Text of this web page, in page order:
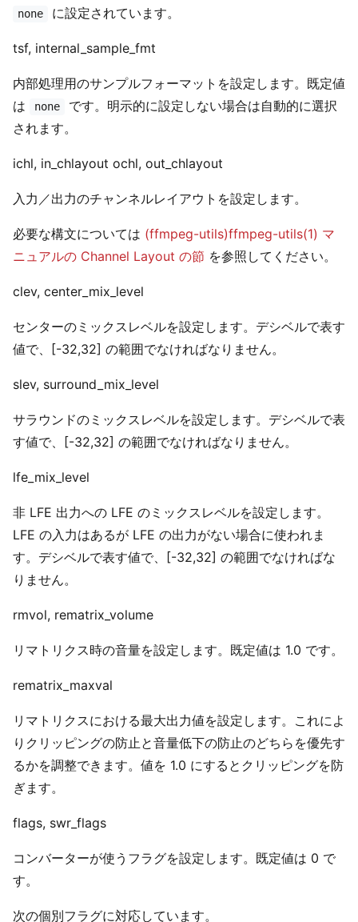
none に設定されています。
tsf, internal_sample_fmt
内部処理用のサンプルフォーマットを設定します。既定値
は
none
です。明示的に設定しない場合は自動的に選択
されます。
ichl, in_chlayout ochl, out_chlayout
入力／出力のチャンネルレイアウトを設定します。
必要な構文については (ffmpeg-utils)ffmpeg-utils(1) マ
ニュアルの Channel Layout の節 を参照してください。
clev, center_mix_level
センターのミックスレベルを設定します。デシベルで表す
値で、[-32,32] の範囲でなければなりません。
slev, surround_mix_level
サラウンドのミックスレベルを設定します。デシベルで表
す値で、[-32,32] の範囲でなければなりません。
lfe_mix_level
非 LFE 出力への LFE のミックスレベルを設定します。
LFE の入力はあるが LFE の出力がない場合に使われま
す。デシベルで表す値で、[-32,32] の範囲でなければな
りません。
rmvol, rematrix_volume
リマトリクス時の音量を設定します。既定値は 1.0 です。
rematrix_maxval
リマトリクスにおける最大出力値を設定します。これによ
りクリッピングの防止と音量低下の防止のどちらを優先す
るかを調整できます。値を 1.0 にするとクリッピングを防
ぎます。
flags, swr_flags
コンバーターが使うフラグを設定します。既定値は 0 で
す。
次の個別フラグに対応しています。